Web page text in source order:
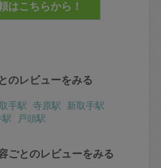
のレビューをみる
手駅 寺原駅 新取手駅
戸頭駅
ごとのレビューをみる